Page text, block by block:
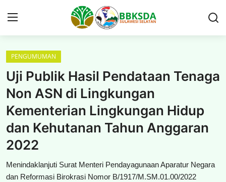
Beranda
PROFIL
BERITA BALAI
PUBLIKASI
KAWASAN KONSERVASI
PENGUMUMAN
Uji Publik Hasil Pendataan Tenaga
Non ASN di Lingkungan
Kementerian Lingkungan Hidup
dan Kehutanan Tahun Anggaran
2022
Menindaklanjuti Surat Menteri Pendayagunaan Aparatur Negara
dan Reformasi Birokrasi Nomor B/1917/M.SM.01.00/2022